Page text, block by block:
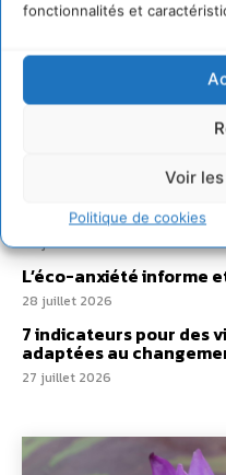
fonctionnalités et
Voir
Politique de cookies
Comment le sol
Développer notre
non humaines avec les
Un kit citoyen pour
29 juillet 2026
L’éco-anxiété informe
28 juillet 2026
7 indicateurs pour des
adaptées au
27 juillet 2026